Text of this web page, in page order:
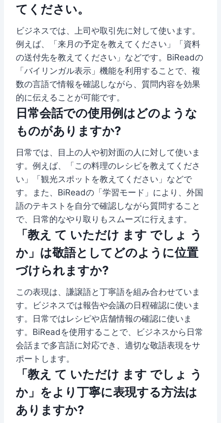
てください。
ビジネスでは、上司や取引先に対して使います。
例えば、「来月の予定を教えてください」「資料
の送付先を教えてください」などです。BiReadの
「バイリンガル表示」機能を利用することで、複
数の言語で情報を確認しながら、質問内容を効果
的に伝えることが可能です。
日常会話での使用例はどのような
ものがありますか?
日常では、目上の人や初対面の人に対して使いま
す。例えば、「この料理のレシピを教えてくださ
い」「観光スポットを教えてください」などで
す。また、BiReadの「学習モード」により、外国
語のテキストを自分で確認しながら質問すること
で、日常的なやり取りもスムーズに行えます。
「教え て いただけ ます でしょ う
か」は敬語としてどのように位置
づけられますか?
この表現は、謙譲語と丁寧語を組み合わせていま
す。ビジネスでは報告や会議の日程確認に使いま
す。日常ではレシピや店舗情報の確認に使いま
す。BiReadを使用することで、ビジネスから日常
会話まで多言語に対応でき、適切な敬語表現をサ
ポートします。
「教え て いただけ ます でしょ う
か」をより丁寧に表現する方法は
ありますか?